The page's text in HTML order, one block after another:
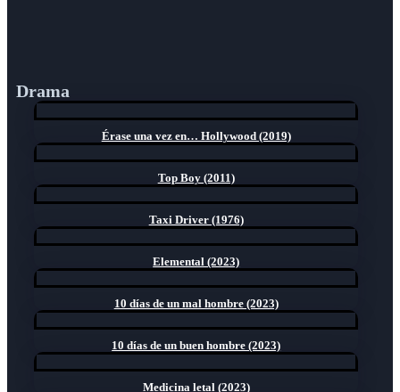
Drama
Érase una vez en… Hollywood (2019)
Top Boy (2011)
Taxi Driver (1976)
Elemental (2023)
10 días de un mal hombre (2023)
10 días de un buen hombre (2023)
Medicina letal (2023)